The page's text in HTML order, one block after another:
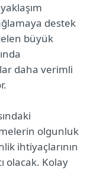
destek
büyük
daha verimli
olgunluk
ihtiyaçlarının
olacak. Kolay